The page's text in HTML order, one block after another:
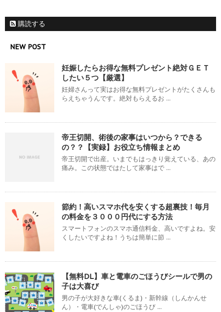
購読する
NEW POST
妊娠したらお得な無料プレゼント絶対ＧＥＴ
したい５つ【厳選】
妊婦さんって実はお得な無料プレゼントがたくさんも
らえちゃうんです。絶対もらえるお ...
帝王切開、術後の家事はいつから？できる
の？？【実録】お役立ち情報まとめ
帝王切開で出産。いまでもはっきり覚えている、あの
痛み。この状態ではたして家事はで ...
節約！高いスマホ代を安くする超裏技！毎月
の料金を３０００円代にする方法
スマートフォンのスマホ通信料金、高いですよね。安
くしたいですよね！うちは簡単に節 ...
【無料DL】車と電車のごほうびシールで男の
子は大喜び
男の子が大好きな車(くるま)・新幹線（しんかんせ
ん）・電車(でんしゃ)のごほうび ...